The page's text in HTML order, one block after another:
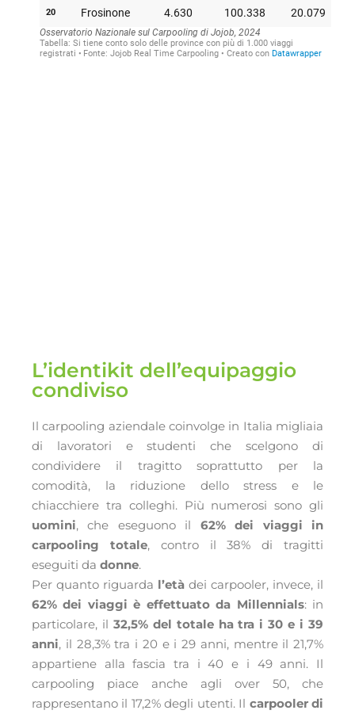
L’identikit dell’equipaggio
condiviso
Il carpooling aziendale coinvolge in Italia migliaia
di lavoratori e studenti che scelgono di
condividere il tragitto soprattutto per la
comodità, la riduzione dello stress e le
chiacchiere tra colleghi. Più numerosi sono gli
uomini, che eseguono il 62% dei viaggi in
carpooling totale, contro il 38% di tragitti
eseguiti da donne.
Per quanto riguarda l’età dei carpooler, invece, il
62% dei viaggi è effettuato da Millennials: in
particolare, il 32,5% del totale ha tra i 30 e i 39
anni, il 28,3% tra i 20 e i 29 anni, mentre il 21,7%
appartiene alla fascia tra i 40 e i 49 anni. Il
carpooling piace anche agli over 50, che
rappresentano il 17,2% degli utenti. Il carpooler di